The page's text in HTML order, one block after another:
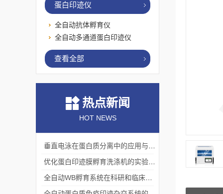
蛋白印迹仪
全自动抗体孵育仪
全自动多通道蛋白印迹仪
查看全部
热点新闻
HOT NEWS